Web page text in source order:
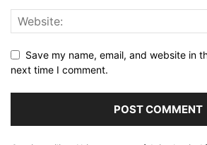
Save my name, email, and website in
next time I comment.